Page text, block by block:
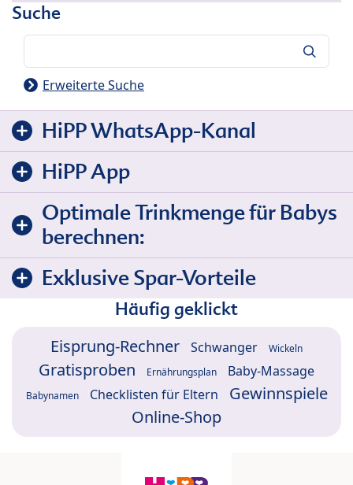
Suche
Erweiterte Suche
HiPP WhatsApp-Kanal
HiPP App
Optimale Trinkmenge für Babys
berechnen:
Exklusive Spar-Vorteile
Häufig geklickt
Eisprung-Rechner Schwanger Wickeln
Gratisproben Ernährungsplan Baby-Massage
Babynamen Checklisten für Eltern
Gewinnspiele
Online-Shop